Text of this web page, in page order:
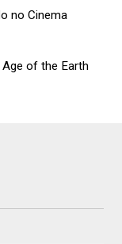
no Cinema
of the Earth